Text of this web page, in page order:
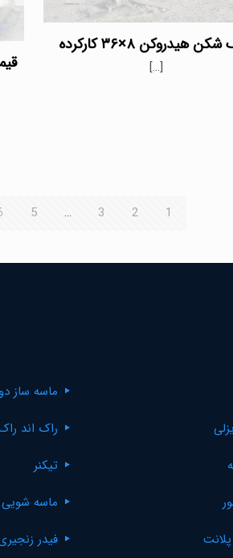
هیدروکن ۸×۳۶ کارکرده
[…]
1
2
3
…
5
ماسه ساز
راک اند
تیکنر
ماسه شویی
فیدر